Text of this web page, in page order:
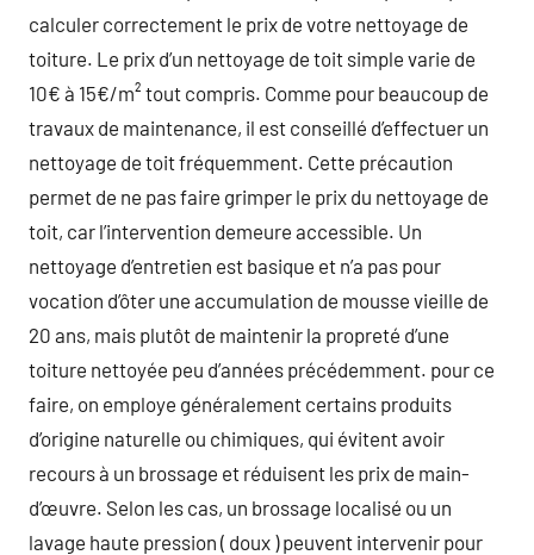
calculer correctement le prix de votre nettoyage de
toiture. Le prix d’un nettoyage de toit simple varie de
10€ à 15€/m² tout compris. Comme pour beaucoup de
travaux de maintenance, il est conseillé d’effectuer un
nettoyage de toit fréquemment. Cette précaution
permet de ne pas faire grimper le prix du nettoyage de
toit, car l’intervention demeure accessible. Un
nettoyage d’entretien est basique et n’a pas pour
vocation d’ôter une accumulation de mousse vieille de
20 ans, mais plutôt de maintenir la propreté d’une
toiture nettoyée peu d’années précédemment. pour ce
faire, on employe généralement certains produits
d’origine naturelle ou chimiques, qui évitent avoir
recours à un brossage et réduisent les prix de main-
d’œuvre. Selon les cas, un brossage localisé ou un
lavage haute pression ( doux ) peuvent intervenir pour